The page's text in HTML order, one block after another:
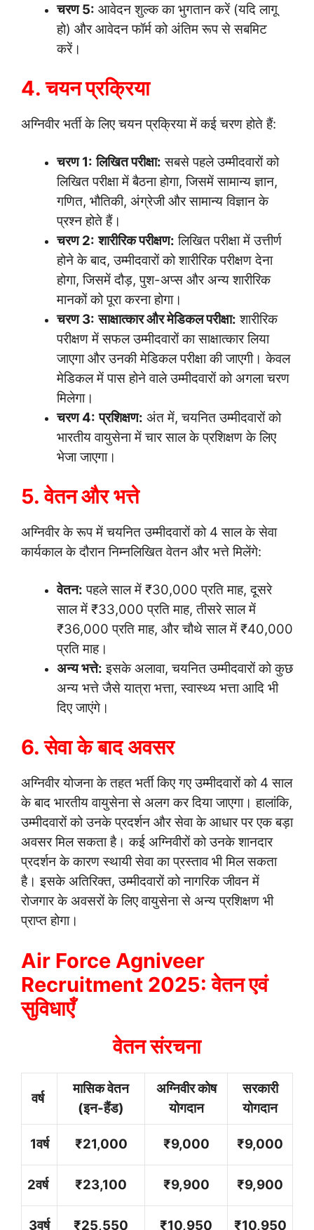
चरण 5: आवेदन शुल्क का भुगतान करें (यदि लागू
हो) और आवेदन फॉर्म को अंतिम रूप से सबमिट
करें।
4. चयन प्रक्रिया
अग्निवीर भर्ती के लिए चयन प्रक्रिया में कई चरण होते हैं:
चरण 1: लिखित परीक्षा: सबसे पहले उम्मीदवारों को
लिखित परीक्षा में बैठना होगा, जिसमें सामान्य ज्ञान,
गणित, भौतिकी, अंग्रेजी और सामान्य विज्ञान के
प्रश्न होते हैं।
चरण 2: शारीरिक परीक्षण: लिखित परीक्षा में उत्तीर्ण
होने के बाद, उम्मीदवारों को शारीरिक परीक्षण देना
होगा, जिसमें दौड़, पुश-अप्स और अन्य शारीरिक
मानकों को पूरा करना होगा।
चरण 3: साक्षात्कार और मेडिकल परीक्षा: शारीरिक
परीक्षण में सफल उम्मीदवारों का साक्षात्कार लिया
जाएगा और उनकी मेडिकल परीक्षा की जाएगी। केवल
मेडिकल में पास होने वाले उम्मीदवारों को अगला चरण
मिलेगा।
चरण 4: प्रशिक्षण: अंत में, चयनित उम्मीदवारों को
भारतीय वायुसेना में चार साल के प्रशिक्षण के लिए
भेजा जाएगा।
5. वेतन और भत्ते
अग्निवीर के रूप में चयनित उम्मीदवारों को 4 साल के सेवा
कार्यकाल के दौरान निम्नलिखित वेतन और भत्ते मिलेंगे:
वेतन: पहले साल में ₹30,000 प्रति माह, दूसरे
साल में ₹33,000 प्रति माह, तीसरे साल में
₹36,000 प्रति माह, और चौथे साल में ₹40,000
प्रति माह।
अन्य भत्ते: इसके अलावा, चयनित उम्मीदवारों को कुछ
अन्य भत्ते जैसे यात्रा भत्ता, स्वास्थ्य भत्ता आदि भी
दिए जाएंगे।
6. सेवा के बाद अवसर
अग्निवीर योजना के तहत भर्ती किए गए उम्मीदवारों को 4 साल
के बाद भारतीय वायुसेना से अलग कर दिया जाएगा। हालांकि,
उम्मीदवारों को उनके प्रदर्शन और सेवा के आधार पर एक बड़ा
अवसर मिल सकता है। कई अग्निवीरों को उनके शानदार
प्रदर्शन के कारण स्थायी सेवा का प्रस्ताव भी मिल सकता
है। इसके अतिरिक्त, उम्मीदवारों को नागरिक जीवन में
रोजगार के अवसरों के लिए वायुसेना से अन्य प्रशिक्षण भी
प्राप्त होगा।
Air Force Agniveer
Recruitment 2025: वेतन एवं
सुविधाएँ
वेतन संरचना
वर्ष
मासिक वेतन
(इन-हैंड)
अग्निवीर कोष
योगदान
सरकारी
योगदान
1वर्ष ₹21,000 ₹9,000 ₹9,000
2वर्ष ₹23,100 ₹9,900 ₹9,900
3वर्ष ₹25,550 ₹10,950 ₹10,950